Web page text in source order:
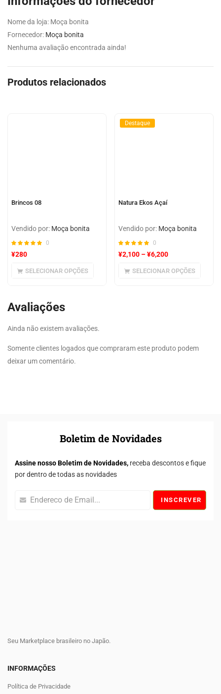
Nome da loja: Moça bonita
Fornecedor: Moça bonita
Nenhuma avaliação encontrada ainda!
Produtos relacionados
Brincos 08
Vendido por: Moça bonita
0
¥280
SELECIONAR OPÇÕES
Destaque
Natura Ekos Açaí
Vendido por: Moça bonita
0
¥2,100 –¥6,200
SELECIONAR OPÇÕES
Avaliações
Ainda não existem avaliações.
Somente clientes logados que compraram este produto podem
deixar um comentário.
Boletim de Novidades
Assine nosso Boletim de Novidades, receba descontos e fique
por dentro de todas as novidades
INSCREVER
Seu Marketplace brasileiro no Japão.
INFORMAÇÕES
Política de Privacidade